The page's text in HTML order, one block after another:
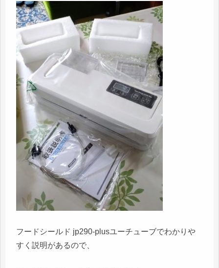
フードシールド jp290-plusユーチューブでわかりや
すく説明があるので、